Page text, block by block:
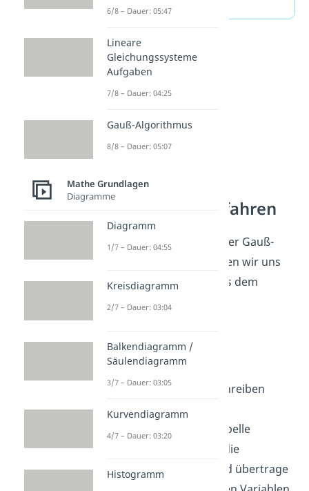
Gaußsches
Eliminationsverfahren
Wie genau funktioniert der Gauß-
Algorithmus nun? Schauen wir uns
noch mal das Beispiel aus dem
letztem Abschnitt an.
Damit du nicht zu viel schreiben
musst, kannst du das
Gleichungssystem als Tabelle
formulieren. Lass dafür die
Variablennamen weg und übertrage
6/8 – Dauer: 05:47
Lineare
Gleichungssysteme
Aufgaben
7/8 – Dauer: 04:25
Gauß-Algorithmus
8/8 – Dauer: 05:07
Mathe Grundlagen
Diagramme
Diagramm
1/7 – Dauer: 04:55
Kreisdiagramm
2/7 – Dauer: 03:04
Balkendiagramm /
Säulendiagramm
3/7 – Dauer: 03:05
Kurvendiagramm
4/7 – Dauer: 03:20
Histogramm